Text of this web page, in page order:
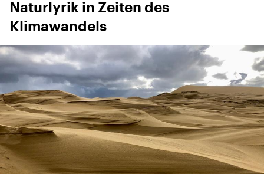
Naturlyrik in Zeiten des
Klimawandels